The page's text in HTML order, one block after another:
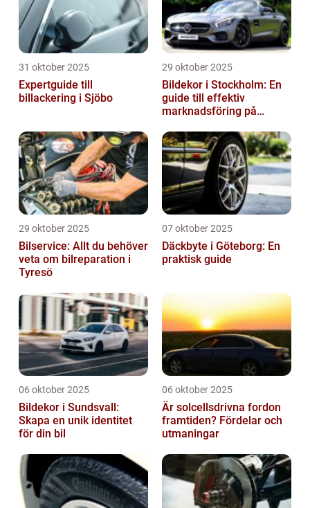
31 oktober 2025
Expertguide till
billackering i Sjöbo
29 oktober 2025
Bildekor i Stockholm: En
guide till effektiv
marknadsföring på
29 oktober 2025
Bilservice: Allt du behöver
veta om bilreparation i
Tyresö
07 oktober 2025
Däckbyte i Göteborg: En
praktisk guide
06 oktober 2025
Bildekor i Sundsvall:
Skapa en unik identitet
för din bil
06 oktober 2025
Är solcellsdrivna fordon
framtiden? Fördelar och
utmaningar